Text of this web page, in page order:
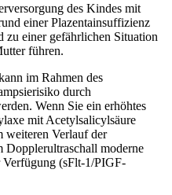
des Kindes mit
einer Plazentainsuffizienz
zu einer gefährlichen Situation
führen.
im Rahmen des
durch
Wenn Sie ein erhöhtes
mit Acetylsalicylsäure
weiteren Verlauf der
Dopplerultraschall moderne
(sFlt-1/PIGF-